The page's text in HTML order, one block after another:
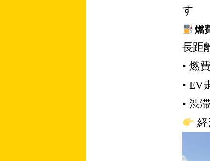
す
燃
長距
• 燃
• EV
• 渋